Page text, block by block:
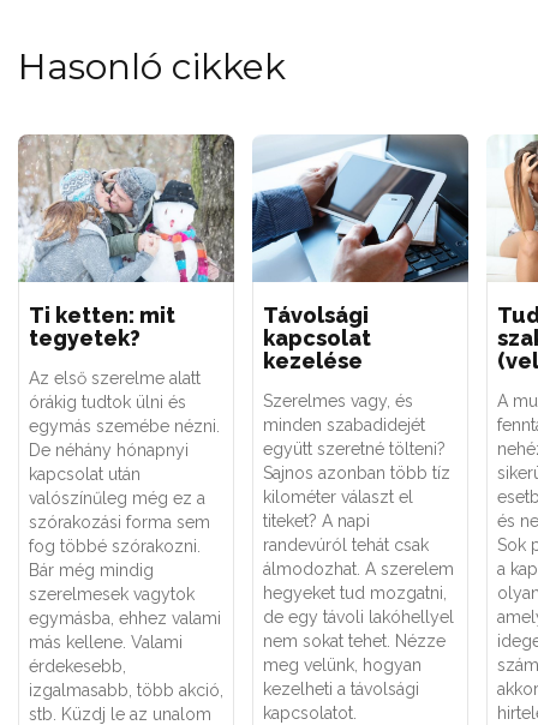
Hasonló cikkek
Ti ketten: mit
tegyetek?
Az első szerelme alatt
órákig tudtok ülni és
egymás szemébe nézni.
De néhány hónapnyi
kapcsolat után
valószínűleg még ez a
szórakozási forma sem
fog többé szórakozni.
Bár még mindig
szerelmesek vagytok
egymásba, ehhez valami
más kellene. Valami
érdekesebb,
izgalmasabb, több akció,
stb. Küzdj le az unalom
Távolsági
kapcsolat
kezelése
Szerelmes vagy, és
minden szabadidejét
együtt szeretné tölteni?
Sajnos azonban több tíz
kilométer választ el
titeket? A napi
randevúról tehát csak
álmodozhat. A szerelem
hegyeket tud mozgatni,
de egy távoli lakóhellyel
nem sokat tehet. Nézze
meg velünk, hogyan
kezelheti a távolsági
kapcsolatot.
A
és
Sok
a